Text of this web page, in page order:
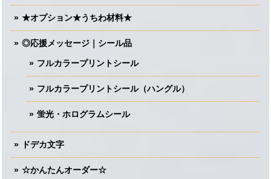
★オプション★うちわ材料★
◎応援メッセージ｜シール品
フルカラープリントシール
フルカラープリントシール（ハングル）
蛍光・ホログラムシール
ドデカ文字
☆かんたんオーダー☆